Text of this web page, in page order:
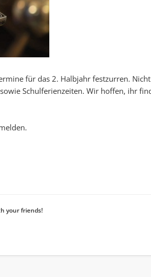
für das 2. Halbjahr festzurren.
Schulferienzeiten. Wir hoffen, ihr
your friends!